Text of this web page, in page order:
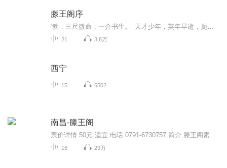
滕王阁序
21 3.8万
西宁
15 6502
南昌-滕王阁
16 29万